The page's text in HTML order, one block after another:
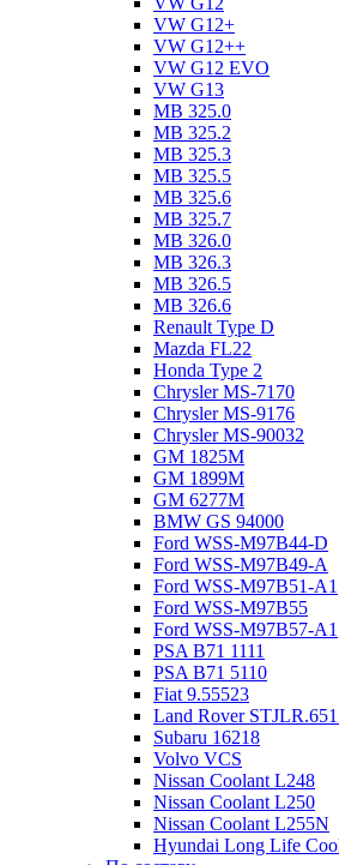
VW G12+
VW G12++
VW G12 EVO
VW G13
MB 325.0
MB 325.2
MB 325.3
MB 325.5
MB 325.6
MB 325.7
MB 326.0
MB 326.3
MB 326.5
MB 326.6
Renault Type D
Mazda FL22
Honda Type 2
Chrysler MS-7170
Chrysler MS-9176
Chrysler MS-90032
GM 1825M
GM 1899M
GM 6277M
BMW GS 94000
Ford WSS-M97B44-D
Ford WSS-M97B49-A
Ford WSS-M97B51-A1
Ford WSS-M97B55
Ford WSS-M97B57-A1
PSA B71 1111
PSA B71 5110
Fiat 9.55523
Land Rover
Subaru 16218
Volvo VCS
Nissan Coolant L248
Nissan Coolant L250
Nissan Coolant L255N
Hyundai Long Life